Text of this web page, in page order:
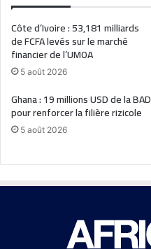
Côte d’Ivoire : 53,181 milliards
de FCFA levés sur le marché
financier de l’UMOA
5 août 2026
Ghana : 19 millions USD de la BAD
pour renforcer la filière rizicole
5 août 2026